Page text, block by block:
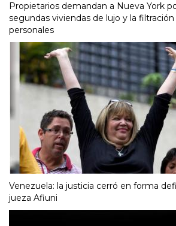
Propietarios demandan a Nueva York
segundas viviendas de lujo y la
personales
Venezuela: la justicia cerró en forma
jueza Afiuni